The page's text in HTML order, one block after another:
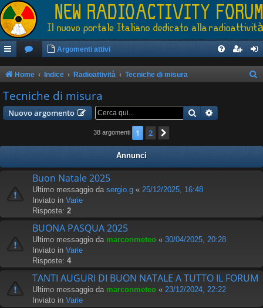
Argomenti attivi
Home Indice Radioattività Tecniche di misura
Tecniche di misura
Nuovo argomento Cerca
38 argomenti 1 2
Annunci
Buon Natale 2025
Ultimo messaggio da sergio.g « 25/12/2025, 16:48
Inviato in Varie
Risposte: 2
BUONA PASQUA 2025
Ultimo messaggio da marconmeteo « 30/04/2025, 20:28
Inviato in Varie
Risposte: 4
TANTI AUGURI DI BUON NATALE A TUTTO IL FORUM
Ultimo messaggio da marconmeteo « 23/12/2024, 22:22
Inviato in Varie